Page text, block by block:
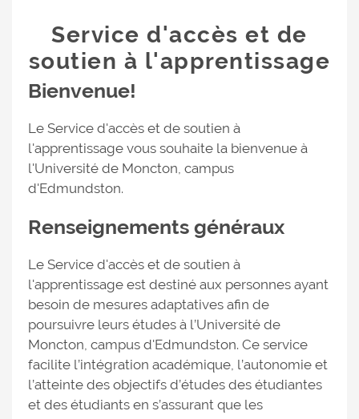
Service d'accès et de
soutien à l'apprentissage
Bienvenue!
Le Service d'accès et de soutien à
l'apprentissage vous souhaite la bienvenue à
l'Université de Moncton, campus
d'Edmundston.
Renseignements généraux
Le Service d'accès et de soutien à
l'apprentissage est destiné aux personnes ayant
besoin de mesures adaptatives afin de
poursuivre leurs études à l’Université de
Moncton, campus d'Edmundston. Ce service
facilite l’intégration académique, l’autonomie et
l’atteinte des objectifs d’études des étudiantes
et des étudiants en s’assurant que les